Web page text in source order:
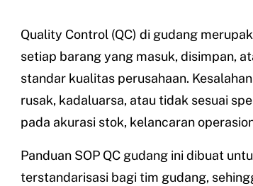
Quality Control (QC) di gudang
setiap barang yang masuk, disimpan,
standar kualitas perusahaan.
rusak, kadaluarsa, atau tidak sesuai
pada akurasi stok, kelancaran
Panduan SOP QC gudang ini dibuat
terstandarisasi bagi tim gudang,